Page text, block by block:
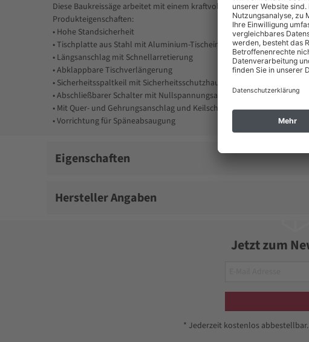
Diese Baukreissäge arbeitet mit einem kraftvollen Elektro-
Produkteigenschaften:
• Hohe Standsicherheit
• Tischplatte aus Stahl mit Aluminium-Tischeinlage
• Längsanschlag mit Schnellarretierung
• Abklappbare Tischverlängerung
• Sicherheitsspaltkeil mit Sicherheitsschutzhaube
• Abschließbarer Schalter mit Nullspannungsauslöser
• Mit Quer- und Gehrungsanschlag und Keilschneidlehre
• Vorrichtung für Späneabsaugung
Lieferumfang: Säge komplett montiert, Hartmetall-Sägeblatt,
Eigenschaften
Hersteller Angaben
Jetzt zum
* Jederzeit kostenlos